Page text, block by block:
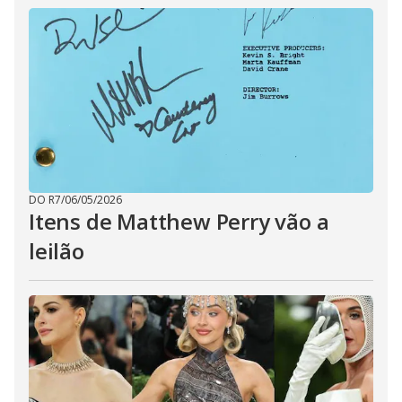
DO R7/06/05/2026
Itens de Matthew Perry vão a
leilão